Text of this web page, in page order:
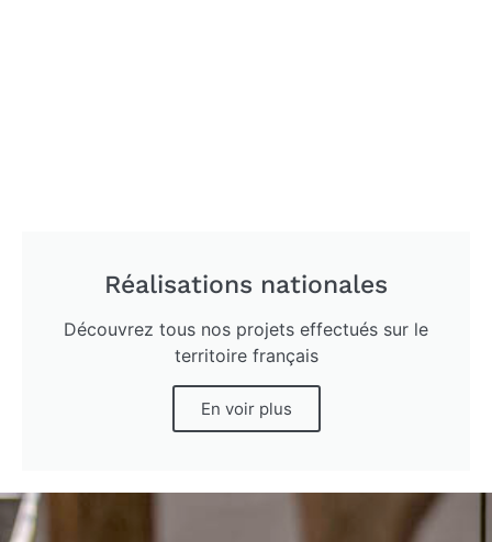
Réalisations nationales
Découvrez tous nos projets effectués sur le
territoire français
En voir plus